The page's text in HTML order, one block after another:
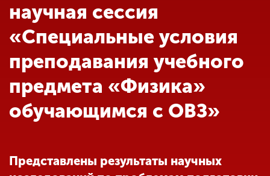
Обучение
Наука
Международная
деятельность
Другие виды
деятельности
научная сессия
«Специальные условия
преподавания учебного
предмета «Физика»
обучающимся с ОВЗ»
Представлены результаты научных